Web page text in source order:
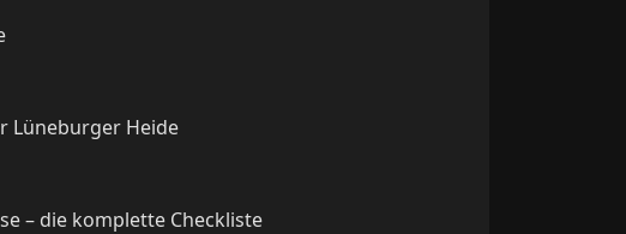
Lüneburger Heide
– die komplette Checkliste